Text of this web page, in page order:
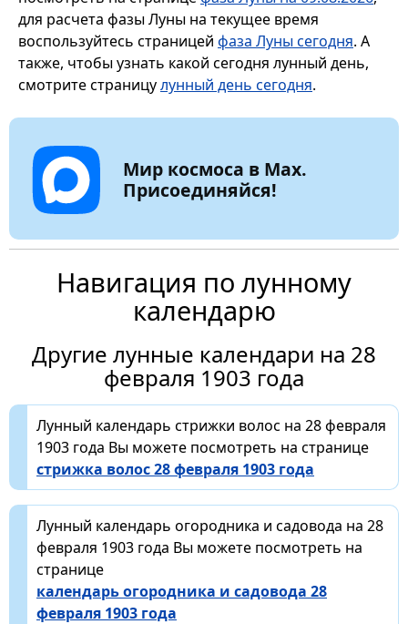
для расчета фазы Луны на текущее время
воспользуйтесь страницей фаза Луны сегодня. А
также, чтобы узнать какой сегодня лунный день,
смотрите страницулунный день сегодня.
Мир космоса в Max.
Присоединяйся!
Навигация по лунному
календарю
Другие лунные календари на 28
февраля 1903 года
Лунный календарь стрижки волос на 28 февраля
1903 года Вы можете посмотреть на странице
стрижка волос 28 февраля 1903 года
Лунный календарь огородника и садовода на 28
февраля 1903 года Вы можете посмотреть на
странице
календарь огородника и садовода 28
февраля 1903 года